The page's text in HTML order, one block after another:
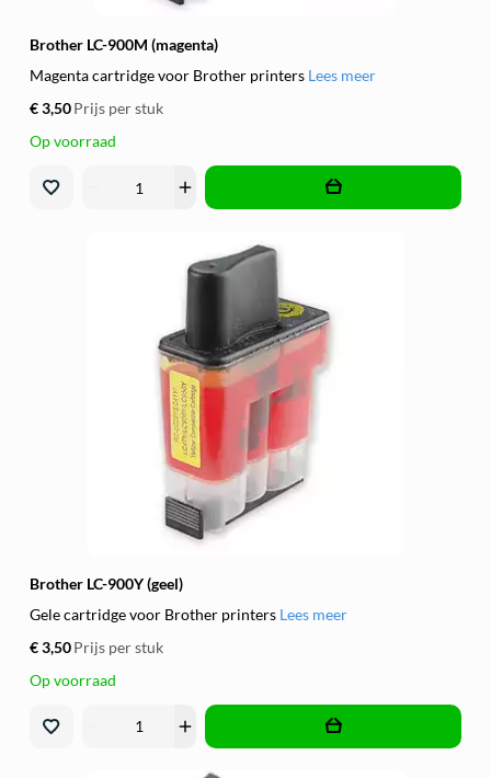
Brother LC-900M (magenta)
Magenta cartridge voor Brother printers Lees meer
€ 3,50Prijs per stuk
Op voorraad
add
Brother LC-900Y (geel)
Gele cartridge voor Brother printers Lees meer
€ 3,50Prijs per stuk
Op voorraad
add